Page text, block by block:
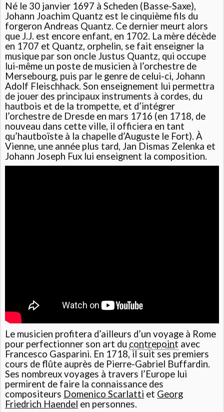
Né le 30 janvier 1697 à Scheden (Basse-Saxe),
Johann Joachim Quantz est le cinquième fils du
forgeron Andreas Quantz. Ce dernier meurt alors
que J.J. est encore enfant, en 1702. La mère décède
en 1707 et Quantz, orphelin, se fait enseigner la
musique par son oncle Justus Quantz, qui occupe
lui-même un poste de musicien à l’orchestre de
Mersebourg, puis par le genre de celui-ci, Johann
Adolf Fleischhack. Son enseignement lui permettra
de jouer des principaux instruments à cordes, du
hautbois et de la trompette, et d’intégrer
l’orchestre de Dresde en mars 1716 (en 1718, de
nouveau dans cette ville, il officiera en tant
qu’hautboïste à la chapelle d’Auguste le Fort). À
Vienne, une année plus tard, Jan Dismas Zelenka et
Johann Joseph Fux lui enseignent la composition.
Le musicien profitera d’ailleurs d’un voyage à Rome
pour perfectionner son art du contrepoint avec
Francesco Gasparini. En 1718, il suit ses premiers
cours de flûte auprès de Pierre-Gabriel Buffardin.
Ses nombreux voyages à travers l’Europe lui
permirent de faire la connaissance des
compositeurs Domenico Scarlatti et Georg
Friedrich Haendel en personnes.